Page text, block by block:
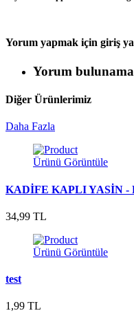
Yorum yapmak için giriş
Yorum
Diğer Ürünlerimiz
Daha Fazla
Ürünü Görüntüle
KADİFE KAPLI YASİN -
34,99 TL
Ürünü Görüntüle
test
1,99 TL